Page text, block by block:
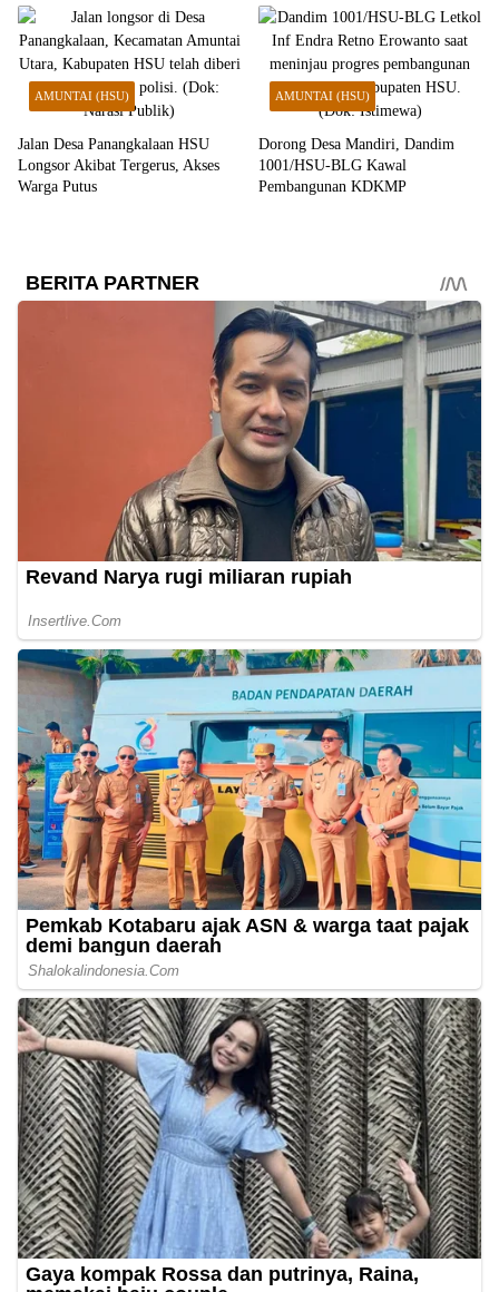
AMUNTAI (HSU)
Jalan Desa Panangkalaan HSU
Longsor Akibat Tergerus, Akses
Warga Putus
AMUNTAI (HSU)
Dorong Desa Mandiri, Dandim
1001/HSU-BLG Kawal
Pembangunan KDKMP